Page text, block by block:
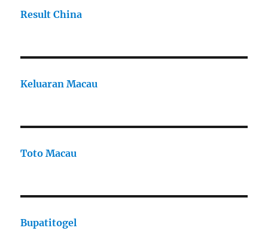
Result China
Keluaran Macau
Toto Macau
Bupatitogel